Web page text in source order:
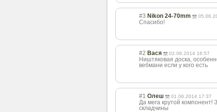
#3 Nikon 24-70mm
Спасибо!
#2 Вася 02.06.2014 16:57
Ништяковая доска,
вебмани если у кого есть
#1 Олеш 01.06.2014 17:37
Да мега крутой компонент!
складчины